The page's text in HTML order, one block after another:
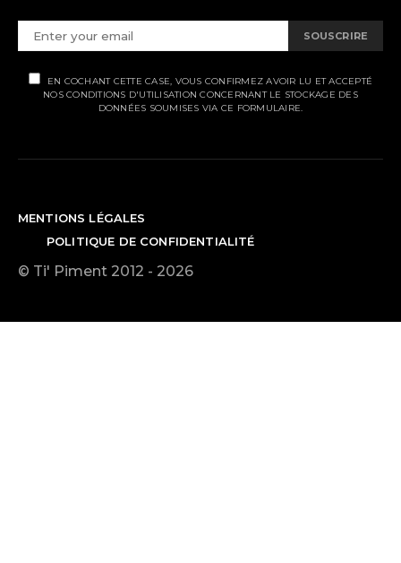
SOUSCRIRE
EN COCHANT CETTE CASE, VOUS CONFIRMEZ AVOIR LU ET ACCEPTÉ
NOS CONDITIONS D'UTILISATION CONCERNANT LE STOCKAGE DES
DONNÉES SOUMISES VIA CE FORMULAIRE.
MENTIONS LÉGALES
POLITIQUE DE CONFIDENTIALITÉ
© Ti' Piment 2012 - 2026